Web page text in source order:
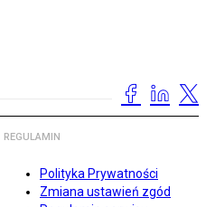
REGULAMIN
Polityka Prywatności
Zmiana ustawień zgód